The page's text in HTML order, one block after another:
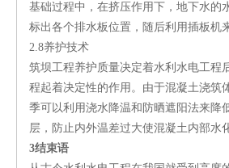
基础过程中，在挤压作用下，地下水的
标出各个排水板位置，随后利用插板机
2.8养护技术
筑坝工程养护质量决定着水利水电工程
程起着决定性的作用。由于混凝土浇筑
季可以利用浇水降温和防晒遮阳法来降
层，防止内外温差过大使混凝土内部水
3结束语